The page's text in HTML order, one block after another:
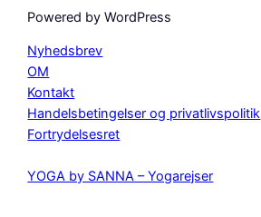
Powered by WordPress
Nyhedsbrev
OM
Kontakt
Handelsbetingelser og privatlivspolitik
Fortrydelsesret
YOGA by SANNA – Yogarejser